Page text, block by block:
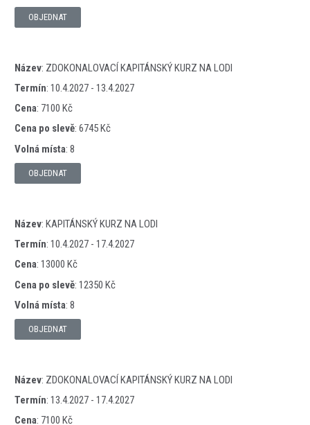
OBJEDNAT
Název: ZDOKONALOVACÍ KAPITÁNSKÝ KURZ NA LODI
Termín: 10.4.2027 - 13.4.2027
Cena: 7100 Kč
Cena po slevě: 6745 Kč
Volná místa: 8
OBJEDNAT
Název: KAPITÁNSKÝ KURZ NA LODI
Termín: 10.4.2027 - 17.4.2027
Cena: 13000 Kč
Cena po slevě: 12350 Kč
Volná místa: 8
OBJEDNAT
Název: ZDOKONALOVACÍ KAPITÁNSKÝ KURZ NA LODI
Termín: 13.4.2027 - 17.4.2027
Cena: 7100 Kč